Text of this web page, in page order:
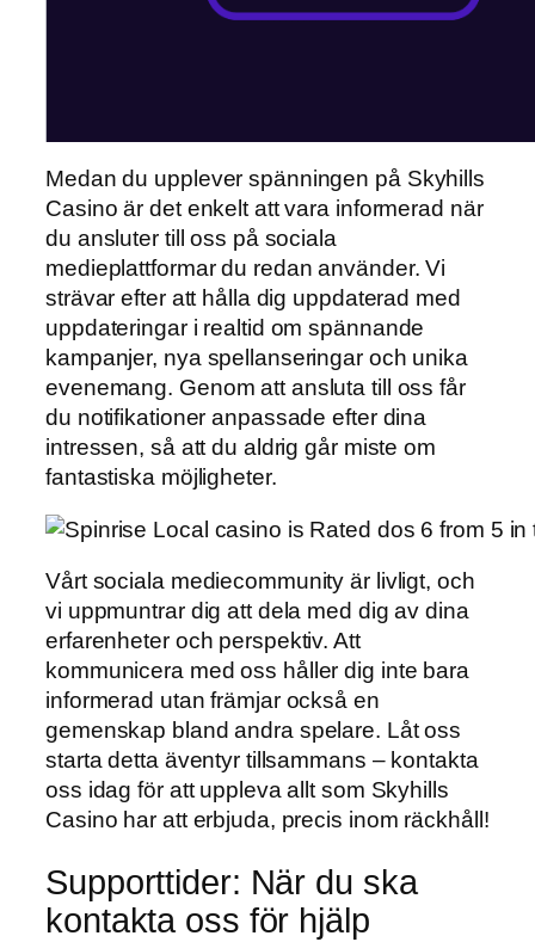
Medan du upplever spänningen på Skyhills
Casino är det enkelt att vara informerad när
du ansluter till oss på sociala
medieplattformar du redan använder. Vi
strävar efter att hålla dig uppdaterad med
uppdateringar i realtid om spännande
kampanjer, nya spellanseringar och unika
evenemang. Genom att ansluta till oss får
du notifikationer anpassade efter dina
intressen, så att du aldrig går miste om
fantastiska möjligheter.
Vårt sociala mediecommunity är livligt, och
vi uppmuntrar dig att dela med dig av dina
erfarenheter och perspektiv. Att
kommunicera med oss håller dig inte bara
informerad utan främjar också en
gemenskap bland andra spelare. Låt oss
starta detta äventyr tillsammans – kontakta
oss idag för att uppleva allt som Skyhills
Casino har att erbjuda, precis inom räckhåll!
Supporttider: När du ska
kontakta oss för hjälp